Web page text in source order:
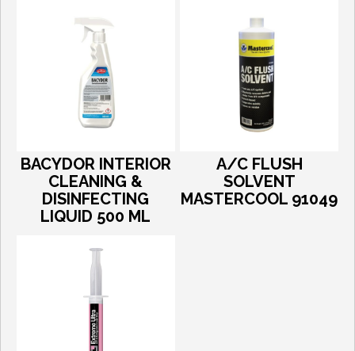
BACYDOR INTERIOR
CLEANING &
DISINFECTING
LIQUID 500 ML
A/C FLUSH
SOLVENT
MASTERCOOL 91049